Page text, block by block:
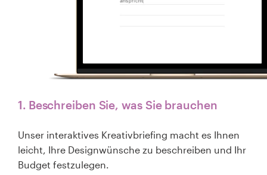
1. Beschreiben Sie, was Sie brauchen
Unser interaktives Kreativbriefing macht es Ihnen
leicht, Ihre Designwünsche zu beschreiben und Ihr
Budget festzulegen.